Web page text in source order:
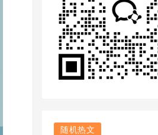
随机热文